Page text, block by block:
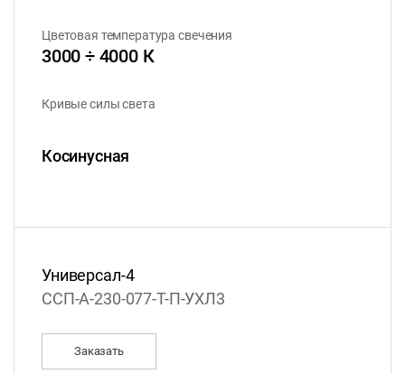
Цветовая температура свечения
3000 ÷ 4000 К
Кривые силы света
Косинусная
Универсал-4
ССП-А-230-077-Т-П-УХЛ3
Заказать